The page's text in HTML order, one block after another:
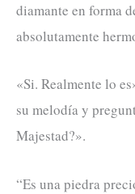
diamante en forma
absolutamente
«Si. Realmente lo
su melodía y
Majestad?».
“Es una piedra